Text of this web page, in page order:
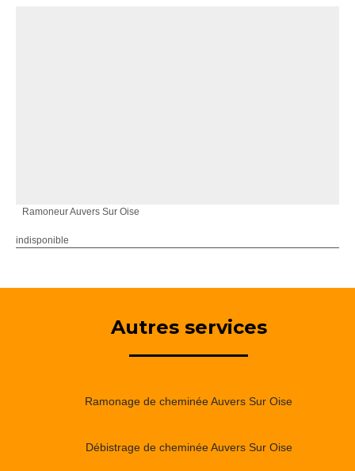
Ramoneur Auvers Sur Oise
indisponible
Autres services
Ramonage de cheminée Auvers Sur Oise
Débistrage de cheminée Auvers Sur Oise